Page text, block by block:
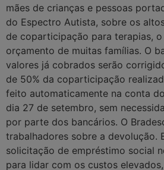
mães de crianças e pessoas
do Espectro Autista, sobre os
de coparticipação para terapias,
orçamento de muitas famílias. O
valores já cobrados serão
de 50% da coparticipação
feito automaticamente na conta
dia 27 de setembro, sem
por parte dos bancários. O
trabalhadores sobre a devolução.
solicitação de empréstimo social
para lidar com os custos